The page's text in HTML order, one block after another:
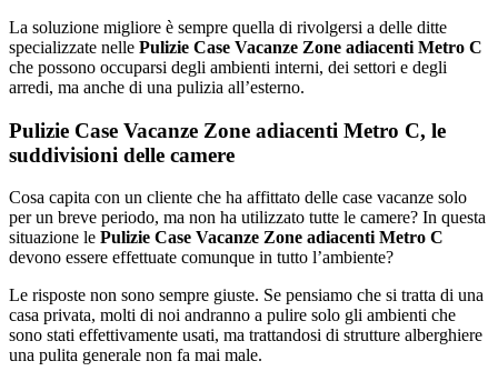
La soluzione migliore è sempre quella di rivolgersi a delle ditte
specializzate nelle Pulizie Case Vacanze Zone adiacenti Metro C
che possono occuparsi degli ambienti interni, dei settori e degli
arredi, ma anche di una pulizia all’esterno.
Pulizie Case Vacanze Zone adiacenti Metro C, le
suddivisioni delle camere
Cosa capita con un cliente che ha affittato delle case vacanze solo
per un breve periodo, ma non ha utilizzato tutte le camere? In questa
situazione le Pulizie Case Vacanze Zone adiacenti Metro C
devono essere effettuate comunque in tutto l’ambiente?
Le risposte non sono sempre giuste. Se pensiamo che si tratta di una
casa privata, molti di noi andranno a pulire solo gli ambienti che
sono stati effettivamente usati, ma trattandosi di strutture alberghiere
una pulita generale non fa mai male.